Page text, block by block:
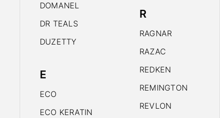
DOMANEL
DR TEALS
DUZETTY
E
ECO
ECO KERATIN
R
RAGNAR
RAZAC
REDKEN
REMINGTON
REVLON